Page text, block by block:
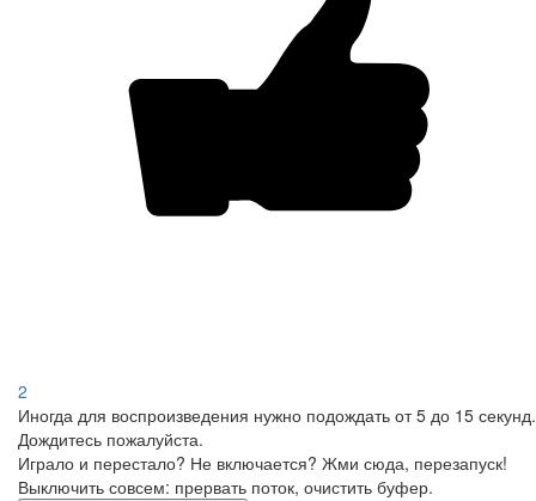
2
Иногда для воспроизведения нужно подождать от 5 до 15 секунд.
Дождитесь пожалуйста.
Играло и перестало? Не включается? Жми сюда, перезапуск!
Выключить совсем: прервать поток, очистить буфер.